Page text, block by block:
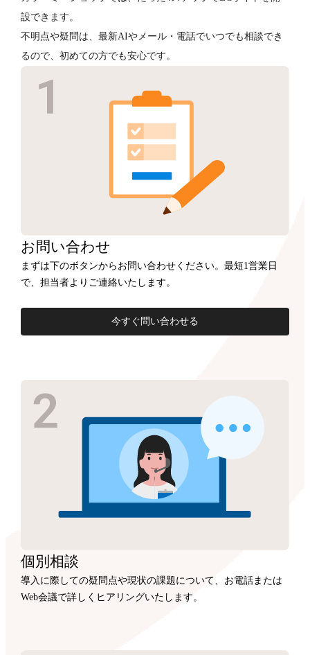
設できます。
不明点や疑問は、最新AIやメール・電話でいつでも相談でき
るので、初めての方でも安心です。
お問い合わせ
まずは下のボタンからお問い合わせください。最短1営業日
で、担当者よりご連絡いたします。
今すぐ問い合わせる
個別相談
導入に際しての疑問点や現状の課題について、お電話または
Web会議で詳しくヒアリングいたします。